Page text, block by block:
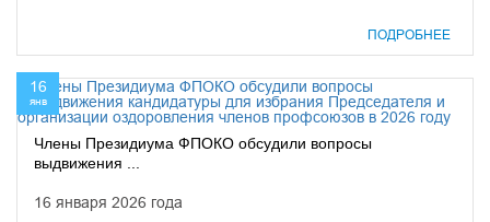
ПОДРОБНЕЕ
16
янв
Члены Президиума ФПОКО обсудили вопросы
выдвижения ...
16 января 2026 года